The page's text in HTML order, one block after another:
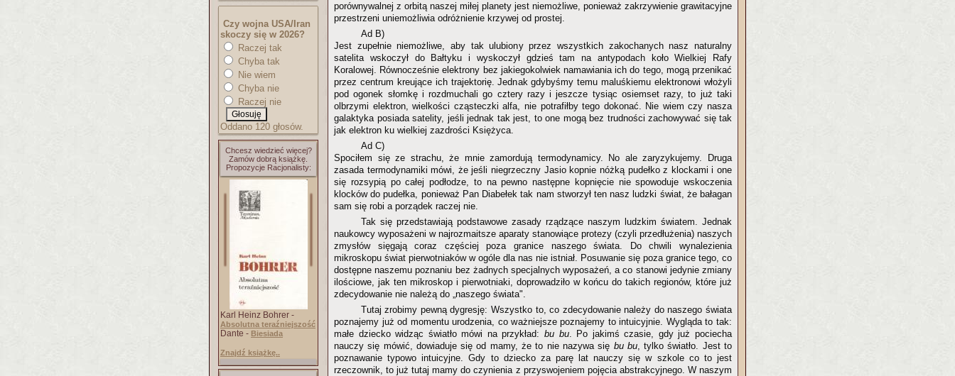
Czy wojna USA/Iran
skoczy się w 2026?
Raczej tak
Chyba tak
Nie wiem
Chyba nie
Raczej nie
Oddano 120 głosów.
Chcesz wiedzieć więcej?
Zamów dobrą książkę.
Propozycje Racjonalisty:
Karl Heinz Bohrer -
Absolutna teraźniejszość
Dante - Biesiada
Znajdź książkę..
porównywalnej z orbitą naszej miłej planety jest niemożliwe, ponieważ zakrzywienie grawitacyjne
przestrzeni uniemożliwia odróżnienie krzywej od prostej.
Ad B)
Jest zupełnie niemożliwe, aby tak ulubiony przez wszystkich zakochanych nasz naturalny
satelita wskoczył do Bałtyku i wyskoczył gdzieś tam na antypodach koło Wielkiej Rafy
Koralowej. Równocześnie elektrony bez jakiegokolwiek namawiania ich do tego, mogą przenikać
przez centrum kreujące ich trajektorię. Jednak gdybyśmy temu maluśkiemu elektronowi włożyli
pod ogonek słomkę i rozdmuchali go cztery razy i jeszcze tysiąc osiemset razy, to już taki
olbrzymi elektron, wielkości cząsteczki alfa, nie potrafiłby tego dokonać. Nie wiem czy nasza
galaktyka posiada satelity, jeśli jednak tak jest, to one mogą bez trudności zachowywać się tak
jak elektron ku wielkiej zazdrości Księżyca.
Ad C)
Spociłem się ze strachu, że mnie zamordują termodynamicy. No ale zaryzykujemy. Druga
zasada termodynamiki mówi, że jeśli niegrzeczny Jasio kopnie nóżką pudełko z klockami i one
się rozsypią po całej podłodze, to na pewno następne kopnięcie nie spowoduje wskoczenia
klocków do pudełka, ponieważ Pan Diabełek tak nam stworzył ten nasz ludzki świat, że bałagan
sam się robi a porządek raczej nie.
Tak się przedstawiają podstawowe zasady rządzące naszym ludzkim światem. Jednak
naukowcy wyposażeni w najrozmaitsze aparaty stanowiące protezy (czyli przedłużenia) naszych
zmysłów sięgają coraz częściej poza granice naszego świata. Do chwili wynalezienia
mikroskopu świat pierwotniaków w ogóle dla nas nie istniał. Posuwanie się poza granice tego, co
dostępne naszemu poznaniu bez żadnych specjalnych wyposażeń, a co stanowi jedynie zmiany
ilościowe, jak ten mikroskop i pierwotniaki, doprowadziło w końcu do takich regionów, które już
zdecydowanie nie należą do „naszego świata".
Tutaj zrobimy pewną dygresję: Wszystko to, co zdecydowanie należy do naszego świata
poznajemy już od momentu urodzenia, co ważniejsze poznajemy to intuicyjnie. Wygląda to tak:
małe dziecko widząc światło mówi na przykład: bu bu. Po jakimś czasie, gdy już pociecha
nauczy się mówić, dowiaduje się od mamy, że to nie nazywa się bu bu, tylko światło. Jest to
poznawanie typowo intuicyjne. Gdy to dziecko za parę lat nauczy się w szkole co to jest
rzeczownik, to już tutaj mamy do czynienia z przyswojeniem pojęcia abstrakcyjnego. W naszym